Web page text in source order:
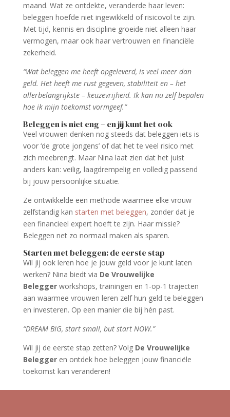
maand. Wat ze ontdekte, veranderde haar leven:
beleggen hoefde niet ingewikkeld of risicovol te zijn.
Met tijd, kennis en discipline groeide niet alleen haar
vermogen, maar ook haar vertrouwen en financiële
zekerheid.
“Wat beleggen me heeft opgeleverd, is veel meer dan
geld. Het heeft me rust gegeven, stabiliteit en – het
allerbelangrijkste – keuzevrijheid. Ik kan nu zelf bepalen
hoe ik mijn toekomst vormgeef.”
Beleggen is niet eng – en jij kunt het ook
Veel vrouwen denken nog steeds dat beleggen iets is
voor ‘de grote jongens’ of dat het te veel risico met
zich meebrengt. Maar Nina laat zien dat het juist
anders kan: veilig, laagdrempelig en volledig passend
bij jouw persoonlijke situatie.
Ze ontwikkelde een methode waarmee elke vrouw
zelfstandig kan starten met beleggen, zonder dat je
een financieel expert hoeft te zijn. Haar missie?
Beleggen net zo normaal maken als sparen.
Starten met beleggen: de eerste stap
Wil jij ook leren hoe je jouw geld voor je kunt laten
werken? Nina biedt via De Vrouwelijke
Beleggerworkshops, trainingen en 1-op-1 trajecten
aan waarmee vrouwen leren zelf hun geld te beleggen
en investeren. Op een manier die bij hén past.
“DREAM BIG, start small, but start NOW.”
Wil jij de eerste stap zetten? Volg De Vrouwelijke
Beleggeren ontdek hoe beleggen jouw financiële
toekomst kan veranderen!